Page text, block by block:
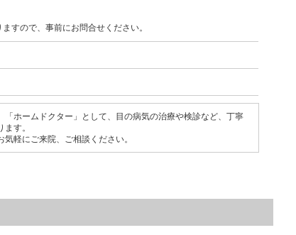
すので、事前にお問合せください。
「ホームドクター」として、目の病気の治療や検診など、丁寧
す。
軽にご来院、ご相談ください。